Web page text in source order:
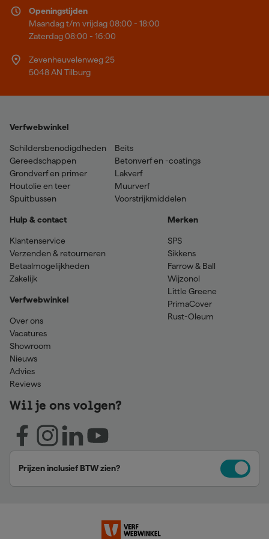
Openingstijden
Maandag t/m vrijdag 08:00 - 18:00
Zaterdag 08:00 - 16:00
Zevenheuvelenweg 25
5048 AN Tilburg
Verfwebwinkel
Schildersbenodigdheden
Gereedschappen
Grondverf en primer
Houtolie en teer
Spuitbussen
Beits
Betonverf en -coatings
Lakverf
Muurverf
Voorstrijkmiddelen
Hulp & contact
Klantenservice
Verzenden & retourneren
Betaalmogelijkheden
Zakelijk
Verfwebwinkel
Over ons
Vacatures
Showroom
Nieuws
Advies
Reviews
Merken
SPS
Sikkens
Farrow & Ball
Wijzonol
Little Greene
PrimaCover
Rust-Oleum
Wil je ons volgen?
Prijzen inclusief BTW zien?